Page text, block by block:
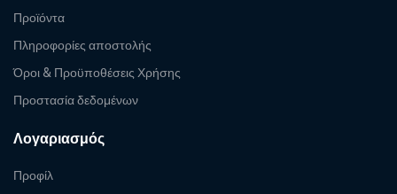
Προϊόντα
Πληροφορίες αποστολής
Όροι & Προϋποθέσεις Χρήσης
Προστασία δεδομένων
Λογαριασμός
Προφίλ